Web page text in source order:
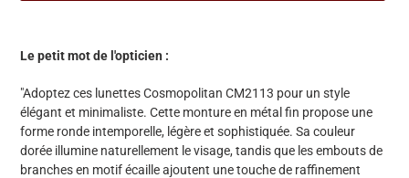
paire
à
votre
panier
Le petit mot de l'opticien :
"Adoptez ces lunettes Cosmopolitan CM2113 pour un style
élégant et minimaliste. Cette monture en métal fin propose une
forme ronde intemporelle, légère et sophistiquée. Sa couleur
dorée illumine naturellement le visage, tandis que les embouts de
branches en motif écaille ajoutent une touche de raffinement